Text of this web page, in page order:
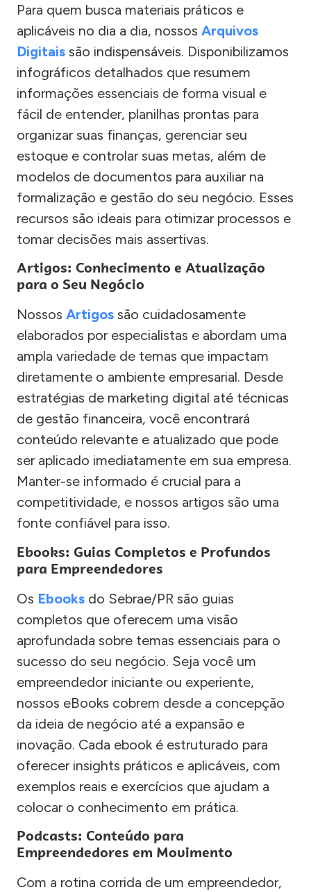
Para quem busca materiais práticos e
aplicáveis no dia a dia, nossos Arquivos
Digitais são indispensáveis. Disponibilizamos
infográficos detalhados que resumem
informações essenciais de forma visual e
fácil de entender, planilhas prontas para
organizar suas finanças, gerenciar seu
estoque e controlar suas metas, além de
modelos de documentos para auxiliar na
formalização e gestão do seu negócio. Esses
recursos são ideais para otimizar processos e
tomar decisões mais assertivas.
Artigos: Conhecimento e Atualização
para o Seu Negócio
Nossos Artigos são cuidadosamente
elaborados por especialistas e abordam uma
ampla variedade de temas que impactam
diretamente o ambiente empresarial. Desde
estratégias de marketing digital até técnicas
de gestão financeira, você encontrará
conteúdo relevante e atualizado que pode
ser aplicado imediatamente em sua empresa.
Manter-se informado é crucial para a
competitividade, e nossos artigos são uma
fonte confiável para isso.
Ebooks: Guias Completos e Profundos
para Empreendedores
Os Ebooks do Sebrae/PR são guias
completos que oferecem uma visão
aprofundada sobre temas essenciais para o
sucesso do seu negócio. Seja você um
empreendedor iniciante ou experiente,
nossos eBooks cobrem desde a concepção
da ideia de negócio até a expansão e
inovação. Cada ebook é estruturado para
oferecer insights práticos e aplicáveis, com
exemplos reais e exercícios que ajudam a
colocar o conhecimento em prática.
Podcasts: Conteúdo para
Empreendedores em Movimento
Com a rotina corrida de um empreendedor,